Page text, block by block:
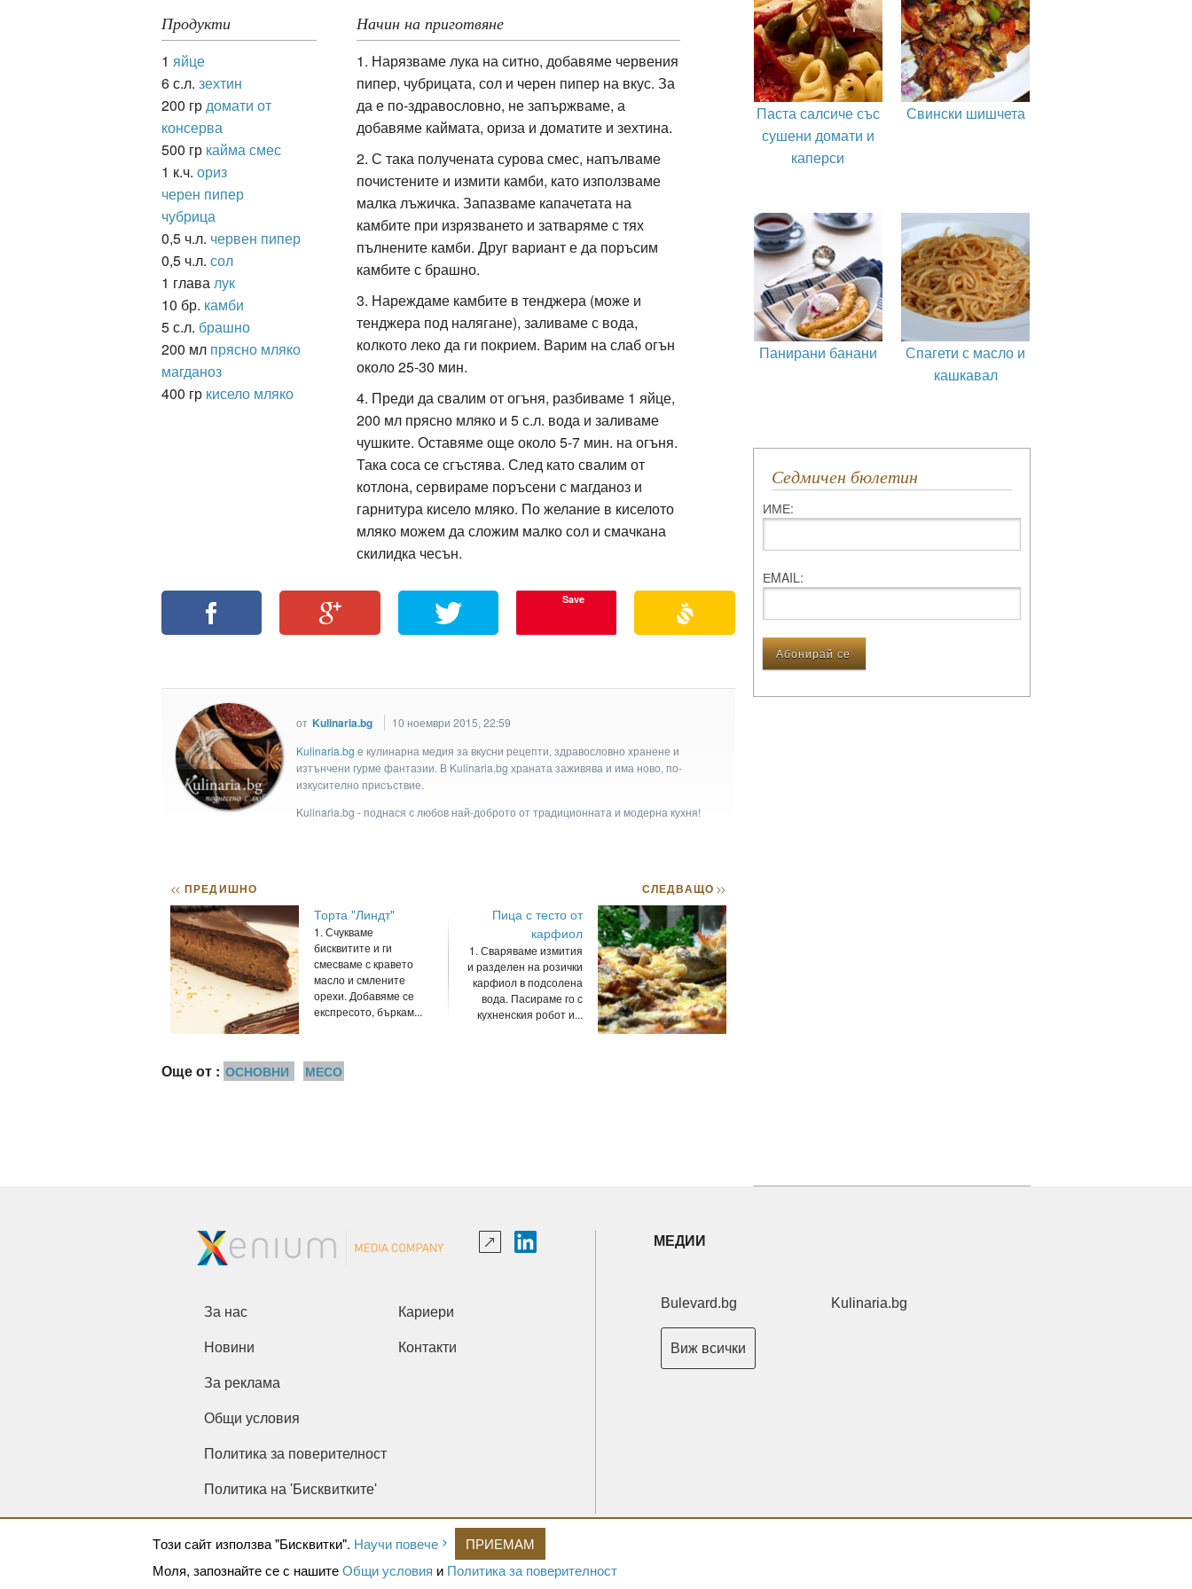
Продукти
1 яйце
6 с.л. зехтин
200 грдомати от
консерва
500 гр кайма смес
1 к.ч. ориз
черен пипер
чубрица
0,5 ч.л. червен пипер
0,5 ч.л. сол
1 главалук
10 бр. камби
5 с.л. брашно
200 мл прясно мляко
магданоз
400 гр кисело мляко
Начин на приготвяне
1. Нарязваме лука на ситно, добавяме червения
пипер, чубрицата, сол и черен пипер на вкус. За
да е по-здравословно, не запържваме, а
добавяме каймата, ориза и доматите и зехтина.
2. С така получената сурова смес, напълваме
почистените и измити камби, като използваме
малка лъжичка. Запазваме капачетата на
камбите при изрязването и затваряме с тях
пълнените камби. Друг вариант е да поръсим
камбите с брашно.
3. Нареждаме камбите в тенджера (може и
тенджера под налягане), заливаме с вода,
колкото леко да ги покрием. Варим на слаб огън
около 25-30 мин.
4. Преди да свалим от огъня, разбиваме 1 яйце,
200 мл прясно мляко и 5 с.л. вода и заливаме
чушките. Оставяме още около 5-7 мин. на огъня.
Така соса се сгъстява. След като свалим от
котлона, сервираме поръсени с магданоз и
гарнитура кисело мляко. По желание в киселото
мляко можем да сложим малко сол и смачкана
скилидка чесън.
Save
от Kulinaria.bg
10 ноември 2015, 22:59
Kulinaria.bg e кулинарна медия за вкусни рецепти, здравословно хранене и
изтънчени гурме фантазии. В Kulinaria.bg храната заживява и има ново, по-
изкусително присъствие.
Kulinaria.bg - поднася с любов най-доброто от традиционната и модерна кухня!
<< ПРЕДИШНО
Торта "Линдт"
1. Счукваме
бисквитите и ги
смесваме с кравето
масло и смлените
орехи. Добавяме се
експресото, бъркам...
СЛЕДВАЩО>>
Пица с тесто от
карфиол
1. Сваряваме измития
и разделен на розички
карфиол в подсолена
вода. Пасираме го с
кухненския робот и...
Още от : ОСНОВНИ МЕСО
Паста салсиче със
сушени домати и
каперси
Свински шишчета
Панирани банани
Спагети с масло и
кашкавал
Седмичен бюлетин
ИМЕ:
ЕMAIL:
Tози сайт използва "Бисквитки". Научи повече
ПРИЕМАМ
Моля, запознайте се с нашитеОбщи условия и Политика за поверителност
За нас Кариери
Новини Контакти
За реклама
Общи условия
Политика за поверителност
Политика на 'Бисквитките'
МЕДИИ
Bulevard.bg Kulinaria.bg
Виж всички
Copyright © 2026 Ксениум ООД. Всички права запазени.